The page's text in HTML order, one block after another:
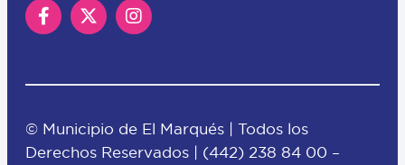
© Municipio de El Marqués | Todos los
Derechos Reservados | (442) 238 84 00 –